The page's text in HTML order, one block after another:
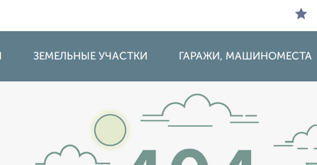
ЗЕМЕЛЬНЫЕ УЧАСТКИ ГАРАЖИ, МАШИНОМЕСТА